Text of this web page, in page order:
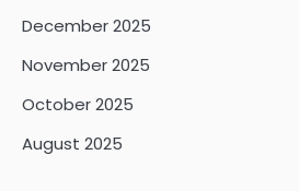
December 2025
November 2025
October 2025
August 2025